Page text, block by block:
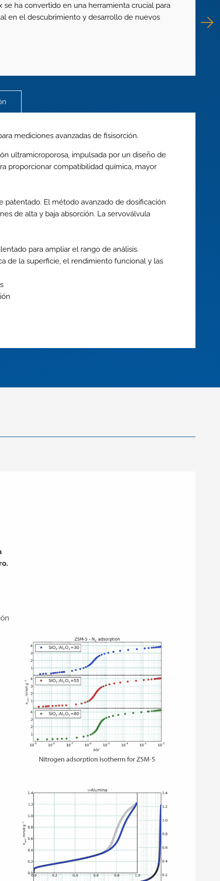
ha convertido en una herramienta crucial para
en el descubrimiento y desarrollo de nuevos
mediciones avanzadas de fisisorción.
ultramicroporosa, impulsada por un diseño de
proporcionar compatibilidad química, mayor
El método avanzado de dosificación
de alta y baja absorción. La servoválvula
para ampliar el rango de análisis.
de la superficie, el rendimiento funcional y las